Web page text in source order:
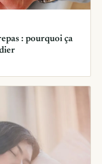
: pourquoi ça